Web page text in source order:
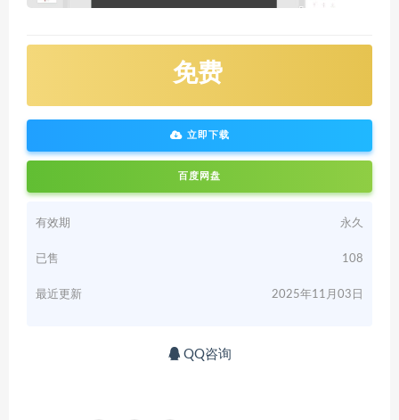
免费
立即下载
百度网盘
有效期 永久
已售 108
最近更新 2025年11月03日
QQ咨询